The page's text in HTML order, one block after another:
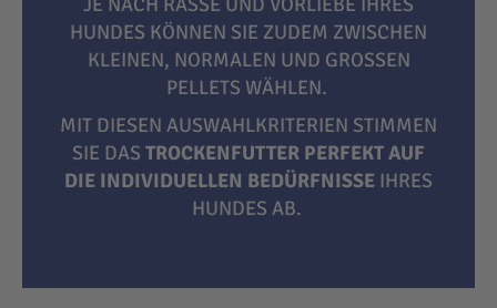
HUNDES KÖNNEN SIE ZUDEM ZWISCHEN
KLEINEN, NORMALEN UND GROSSEN P
ELLETS WÄHLEN.
MIT DIESEN AUSWAHLKRITERIEN STIMMEN
SIE DAS TROCKENFUTTER PERFEKT AUF
DIE INDIVIDUELLEN BEDÜRFNISSE IHRES
HUNDES AB.